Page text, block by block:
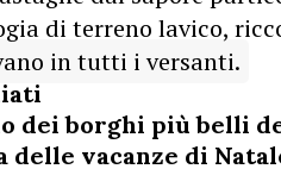
di terreno lavico,
in tutti i versanti.
dei borghi più belli
delle vacanze di